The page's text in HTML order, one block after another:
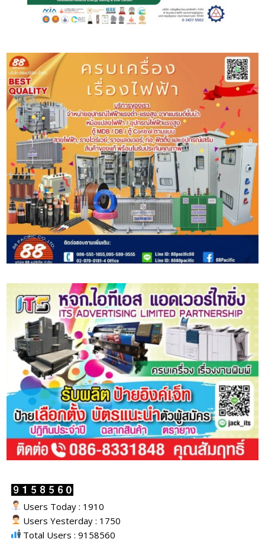
Users Today : 1910
Users Yesterday : 1750
Total Users : 9158560